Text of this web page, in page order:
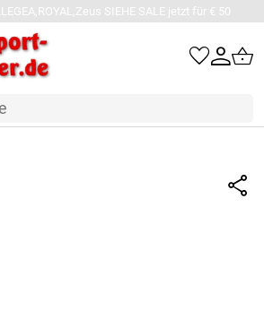
SIEHE SALE jetzt für € 50